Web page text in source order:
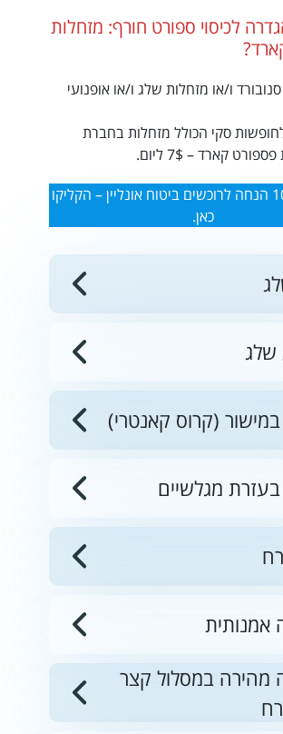
שלג
(קרוס קאנטרי)
מגלשיים
אמנותית
מהירה במסלול קצר
לכיסוי ספורט חורף: מזחלות
ו/או מזחלות שלג ו/או אופנועי
סקי הכולל מזחלות בחברת
קארד – 7$ ליום.
קבלו עוד 10% הנחה לרוכשים ביטוח אונליין – הקליקו
כאן.